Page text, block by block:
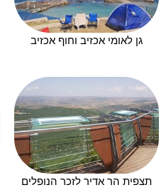
גן לאומי אכזיב וחוף אכזיב
תצפית הר אדיר לזכר הנופלים